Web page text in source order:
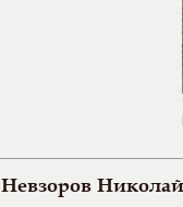
Невзоров